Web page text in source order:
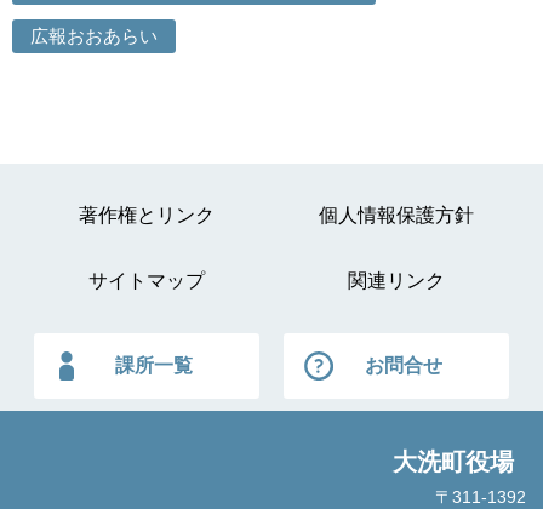
広報おおあらい
著作権とリンク 個人情報保護方針
サイトマップ 関連リンク
課所一覧 お問合せ
大洗町役場
〒311-1392